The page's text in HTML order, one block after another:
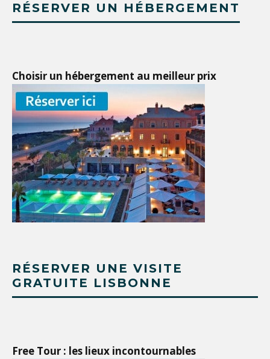
RÉSERVER UN HÉBERGEMENT
Choisir un hébergement au meilleur prix
RÉSERVER UNE VISITE
GRATUITE LISBONNE
Free Tour : les lieux incontournables